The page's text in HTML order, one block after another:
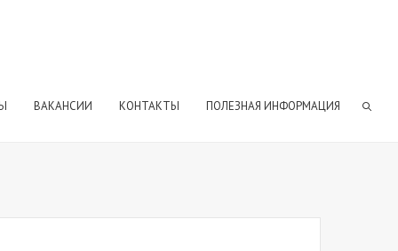
ВАКАНСИИ КОНТАКТЫ ПОЛЕЗНАЯ ИНФОРМАЦИЯ